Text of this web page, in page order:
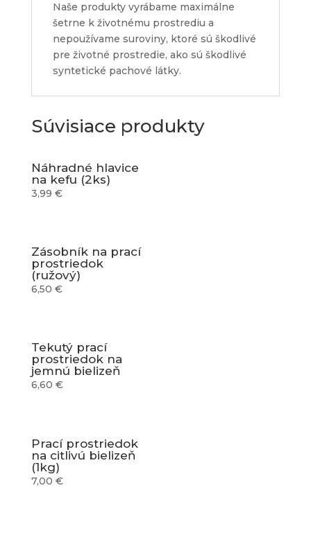
Naše produkty vyrábame maximálne
šetrne k životnému prostrediu a
nepoužívame suroviny, ktoré sú škodlivé
pre životné prostredie, ako sú škodlivé
syntetické pachové látky.
Súvisiace produkty
Náhradné hlavice
na kefu (2ks)
3,99 €
Zásobník na prací
prostriedok
(ružový)
6,50 €
Tekutý prací
prostriedok na
jemnú bielizeň
6,60 €
Prací prostriedok
na citlivú bielizeň
(1kg)
7,00 €